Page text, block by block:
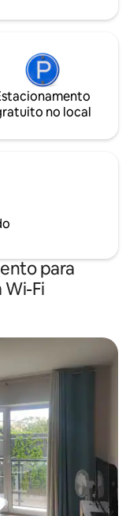
no
conselhos
no local
para
Fi